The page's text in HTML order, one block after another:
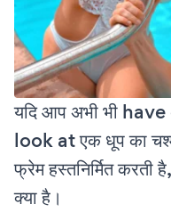
यदि आप अभी भी
look at एक धूप का
फ्रेम हस्तनिर्मित
क्या है।